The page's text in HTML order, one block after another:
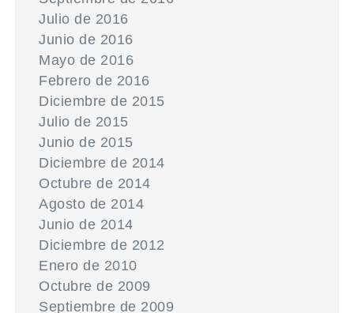
Julio de 2016
Junio de 2016
Mayo de 2016
Febrero de 2016
Diciembre de 2015
Julio de 2015
Junio de 2015
Diciembre de 2014
Octubre de 2014
Agosto de 2014
Junio de 2014
Diciembre de 2012
Enero de 2010
Octubre de 2009
Septiembre de 2009